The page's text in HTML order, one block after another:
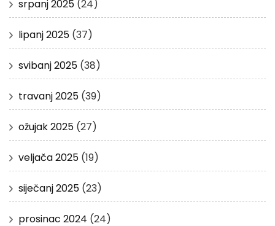
srpanj 2025 (24)
lipanj 2025 (37)
svibanj 2025 (38)
travanj 2025 (39)
ožujak 2025 (27)
veljača 2025 (19)
siječanj 2025 (23)
prosinac 2024 (24)